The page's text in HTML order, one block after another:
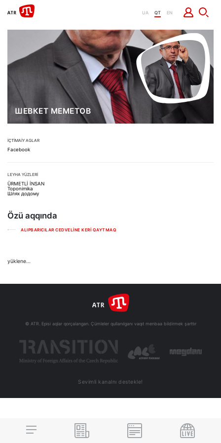
UA QT EN
ШЕВКЕТ МЕМЕТОВ
İÇTİMAİY AGLAR
Facebook
LEYHA YÜZLERİ
ÜRMETLİ İNSAN
Toponimika
Шлях додому
Özü aqqında
ALIPBARICILAR CEDVELİNE KERİ QAYTMAQ
yüklene...
© ATR. Episi aqlar qorçalangan. Çümleler qullanılganı vaqıt menbaa bildirmek şarttır
Sevimli kanalnı destekle!